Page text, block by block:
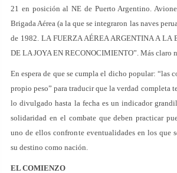
21 en posición al NE de Puerto Argentino.
Brigada Aérea (a la que se integraron las naves
de 1982. LA FUERZA AÉREA ARGENTINA A LA
DE LA JOYA EN RECONOCIMIENTO”. Más claro
En espera de que se cumpla el dicho popular: “las
propio peso” para traducir que la verdad completa
lo divulgado hasta la fecha es un indicador
solidaridad en el combate que deben practicar
uno de ellos confronte eventualidades en los que
su destino como nación.
EL COMIENZO